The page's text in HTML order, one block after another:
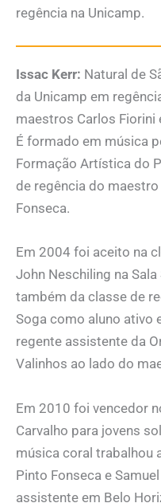
regência na Unicamp.
Issac Kerr: Natural de
da Unicamp em
maestros Carlos Fiorini
É formado em música
Formação Artística do
de regência do
Fonseca.
Em 2004 foi aceito na
John Neschiling na
também da classe de
Soga como aluno ativo
regente assistente da
Valinhos ao lado do
Em 2010 foi vencedor
Carvalho para jovens
música coral trabalhou
Pinto Fonseca e
assistente em Belo